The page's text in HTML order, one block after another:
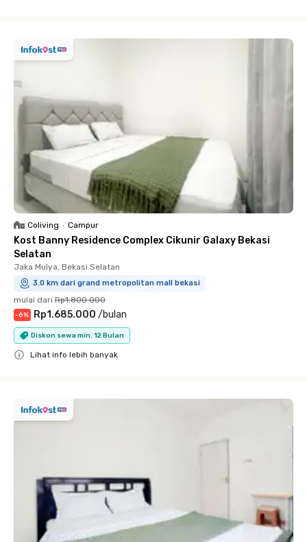
Coliving • Campur
Kost Banny Residence Complex Cikunir Galaxy Bekasi
Selatan
Jaka Mulya, Bekasi Selatan
3.0 km dari grand metropolitan mall bekasi
mulai dari Rp1.800.000
-6% Rp1.685.000 /bulan
Diskon sewa min. 12 Bulan
Lihat info lebih banyak